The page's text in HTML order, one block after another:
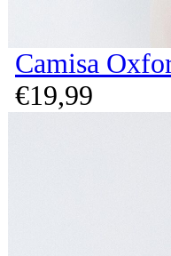
Camisa
€19,99